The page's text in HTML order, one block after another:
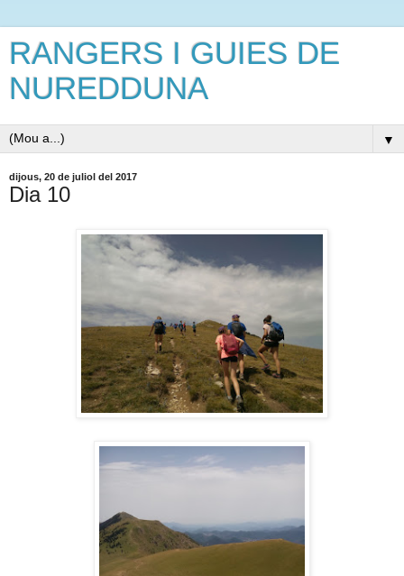
RANGERS I GUIES DE
NUREDDUNA
▼
dijous, 20 de juliol del 2017
Dia 10